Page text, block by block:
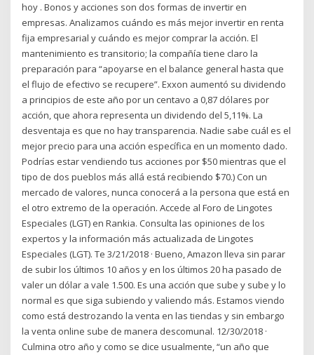
hoy . Bonos y acciones son dos formas de invertir en
empresas. Analizamos cuándo es más mejor invertir en renta
fija empresarial y cuándo es mejor comprar la acción. El
mantenimiento es transitorio; la compañía tiene claro la
preparación para “apoyarse en el balance general hasta que
el flujo de efectivo se recupere”. Exxon aumentó su dividendo
a principios de este año por un centavo a 0,87 dólares por
acción, que ahora representa un dividendo del 5,11%. La
desventaja es que no hay transparencia. Nadie sabe cuál es el
mejor precio para una acción específica en un momento dado.
Podrías estar vendiendo tus acciones por $50 mientras que el
tipo de dos pueblos más allá está recibiendo $70.) Con un
mercado de valores, nunca conocerá a la persona que está en
el otro extremo de la operación. Accede al Foro de Lingotes
Especiales (LGT) en Rankia. Consulta las opiniones de los
expertos y la información más actualizada de Lingotes
Especiales (LGT). Te 3/21/2018 · Bueno, Amazon lleva sin parar
de subir los últimos 10 años y en los últimos 20 ha pasado de
valer un dólar a vale 1.500. Es una acción que sube y sube y lo
normal es que siga subiendo y valiendo más. Estamos viendo
como está destrozando la venta en las tiendas y sin embargo
la venta online sube de manera descomunal. 12/30/2018 ·
Culmina otro año y como se dice usualmente, “un año que